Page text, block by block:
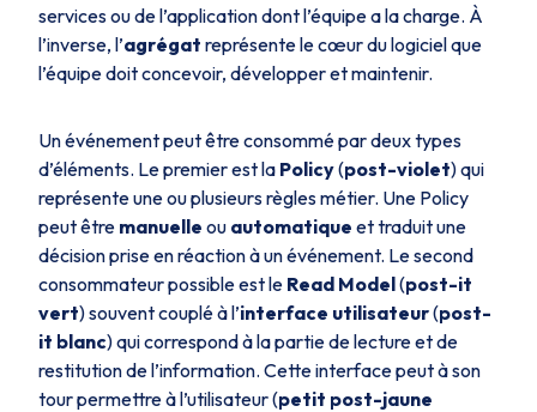
services ou de l’application dont l’équipe a la charge. À
l’inverse, l’agrégat représente le cœur du logiciel que
l’équipe doit concevoir, développer et maintenir.
Un événement peut être consommé par deux types
d’éléments. Le premier est la Policy(post-violet) qui
représente une ou plusieurs règles métier. Une Policy
peut être manuelle ou automatique et traduit une
décision prise en réaction à un événement. Le second
consommateur possible est le Read Model(post-it
vert) souvent couplé à l’interface utilisateur(post-
it blanc) qui correspond à la partie de lecture et de
restitution de l’information. Cette interface peut à son
tour permettre à l’utilisateur (petit post-jaune